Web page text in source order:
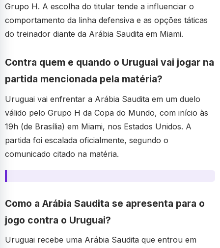
Grupo H. A escolha do titular tende a influenciar o
comportamento da linha defensiva e as opções táticas
do treinador diante da Arábia Saudita em Miami.
Contra quem e quando o Uruguai vai jogar na
partida mencionada pela matéria?
Uruguai vai enfrentar a Arábia Saudita em um duelo
válido pelo Grupo H da Copa do Mundo, com início às
19h (de Brasília) em Miami, nos Estados Unidos. A
partida foi escalada oficialmente, segundo o
comunicado citado na matéria.
Como a Arábia Saudita se apresenta para o
jogo contra o Uruguai?
Uruguai recebe uma Arábia Saudita que entrou em